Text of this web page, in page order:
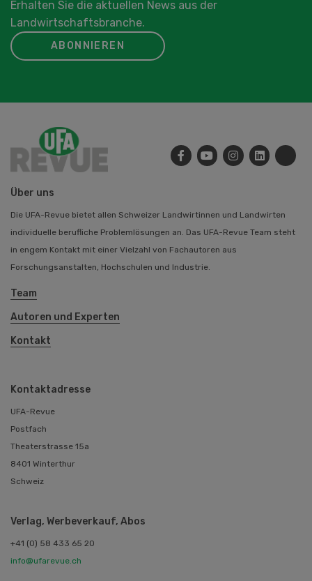
Erhalten Sie die aktuellen News aus der
Landwirtschaftsbranche.
ABONNIEREN
Über uns
Die UFA-Revue bietet allen Schweizer Landwirtinnen und Landwirten
individuelle berufliche Problemlösungen an. Das UFA-Revue Team steht
in engem Kontakt mit einer Vielzahl von Fachautoren aus
Forschungsanstalten, Hochschulen und Industrie.
Team
Autoren und Experten
Kontakt
Kontaktadresse
UFA-Revue
Postfach
Theaterstrasse 15a
8401 Winterthur
Schweiz
Verlag, Werbeverkauf, Abos
+41 (0) 58 433 65 20
info@ufarevue.ch